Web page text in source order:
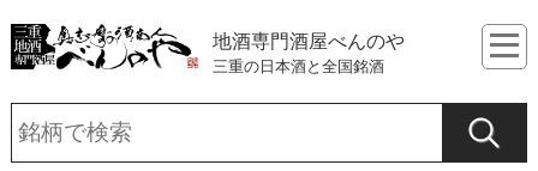
地酒専門酒屋べんのや
三重の日本酒と全国銘酒